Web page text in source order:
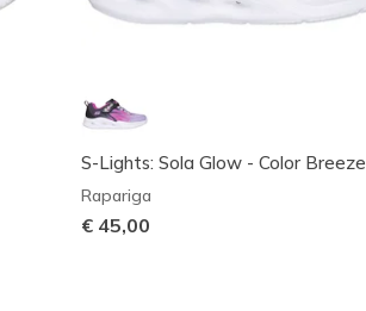
S-Lights: Sola Glow - Color Breeze
Rapariga
€ 45,00